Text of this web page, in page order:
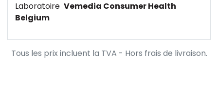
Laboratoire Vemedia Consumer Health
Belgium
Tous les prix incluent la TVA - Hors frais de livraison.